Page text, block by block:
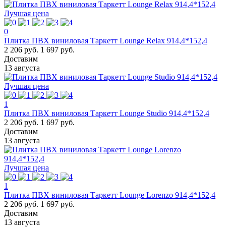
Лучшая цена
0
Плитка ПВХ виниловая Таркетт Lounge Relax 914,4*152,4
2 206 руб. 1 697 руб.
Доставим
13 августа
Лучшая цена
1
Плитка ПВХ виниловая Таркетт Lounge Studio 914,4*152,4
2 206 руб. 1 697 руб.
Доставим
13 августа
Лучшая цена
1
Плитка ПВХ виниловая Таркетт Lounge Lorenzo 914,4*152,4
2 206 руб. 1 697 руб.
Доставим
13 августа